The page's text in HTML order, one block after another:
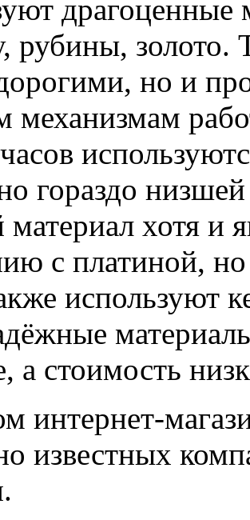
рубины, золото.
но и
механизмам
гораздо
хотя и
с платиной,
используют
а стоимость
интернет-
известных